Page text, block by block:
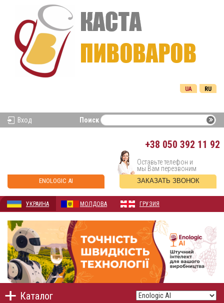
RU
UA
Вход Поиск
+38 050 392 11 92
ENOLOGIC AI
Оставьте телефон и
мы Вам перезвоним
ЗАКАЗАТЬ ЗВОНОК
УКРАИНА МОЛДОВА ГРУЗИЯ
Каталог